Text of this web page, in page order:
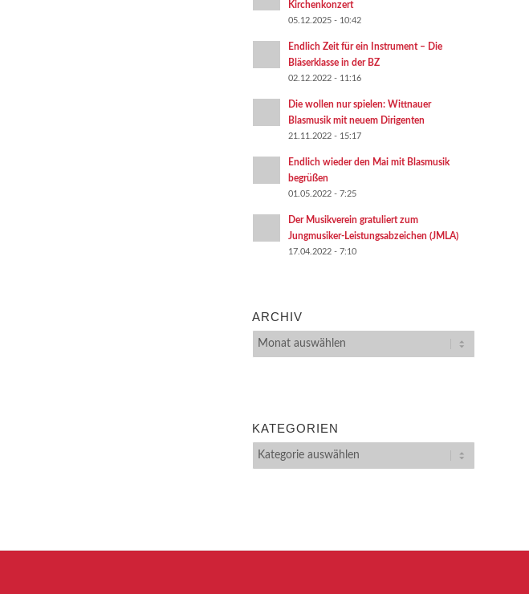
Kirchenkonzert
05.12.2025 - 10:42
Endlich Zeit für ein Instrument – Die
Bläserklasse in der BZ
02.12.2022 - 11:16
Die wollen nur spielen: Wittnauer
Blasmusik mit neuem Dirigenten
21.11.2022 - 15:17
Endlich wieder den Mai mit Blasmusik
begrüßen
01.05.2022 - 7:25
Der Musikverein gratuliert zum
Jungmusiker-Leistungsabzeichen (JMLA)
17.04.2022 - 7:10
ARCHIV
KATEGORIEN
Kategorien